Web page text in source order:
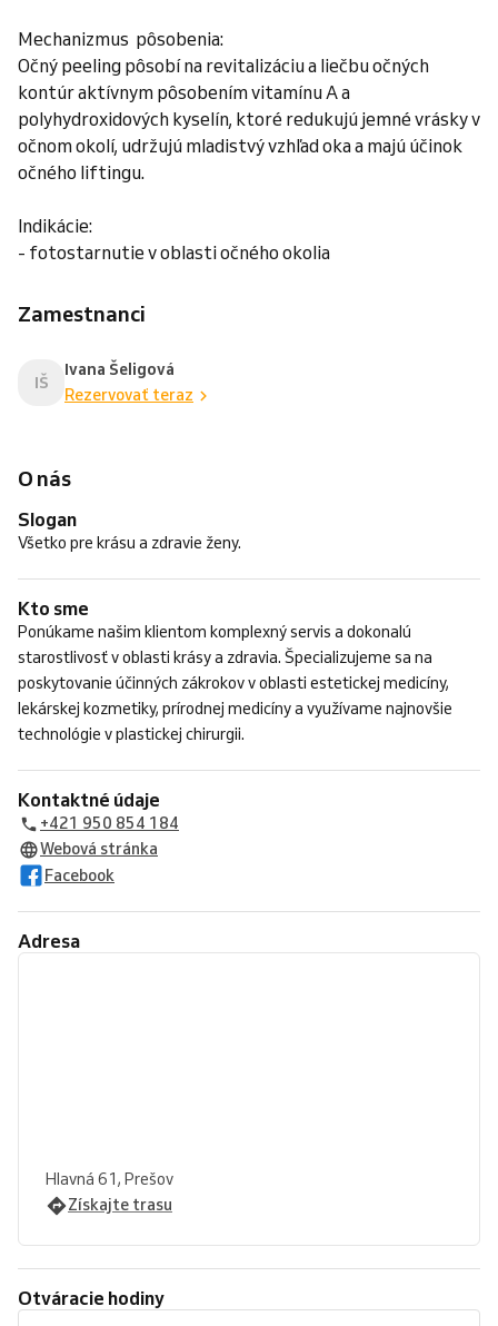
Mechanizmus pôsobenia:
Očný peeling pôsobí na revitalizáciu a liečbu očných
kontúr aktívnym pôsobením vitamínu A a
polyhydroxidových kyselín, ktoré redukujú jemné vrásky v
očnom okolí, udržujú mladistvý vzhľad oka a majú účinok
očného liftingu.
Indikácie:
- fotostarnutie v oblasti očného okolia
Zamestnanci
IŠ
Ivana Šeligová
Rezervovať teraz
O nás
Slogan
Všetko pre krásu a zdravie ženy.
Kto sme
Ponúkame našim klientom komplexný servis a dokonalú
starostlivosť v oblasti krásy a zdravia. Špecializujeme sa na
poskytovanie účinných zákrokov v oblasti estetickej medicíny,
lekárskej kozmetiky, prírodnej medicíny a využívame najnovšie
technológie v plastickej chirurgii.
Kontaktné údaje
+421 950 854 184
Webová stránka
Facebook
Adresa
Hlavná 61, Prešov
Získajte trasu
Otváracie hodiny